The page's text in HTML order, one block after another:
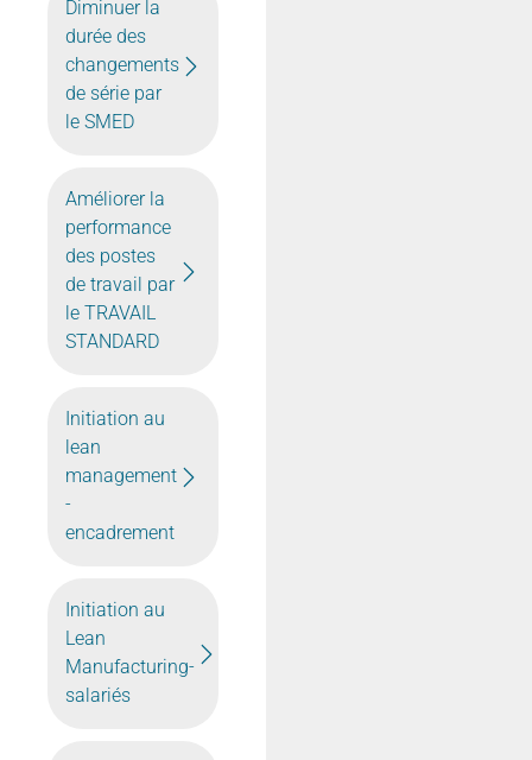
Diminuer la
durée des
changements
de série par
le SMED
Améliorer la
performance
des postes
de travail par
le TRAVAIL
STANDARD
Initiation au
lean
management
-
encadrement
Initiation au
Lean
Manufacturing-
salariés